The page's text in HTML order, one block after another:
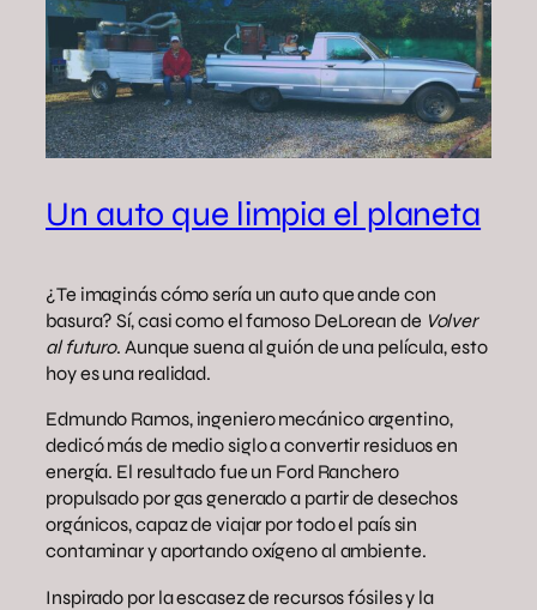
Un auto que limpia el planeta
¿Te imaginás cómo sería un auto que ande con
basura? Sí, casi como el famoso DeLorean de Volver
al futuro. Aunque suena al guión de una película, esto
hoy es una realidad.
Edmundo Ramos, ingeniero mecánico argentino,
dedicó más de medio siglo a convertir residuos en
energía. El resultado fue un Ford Ranchero
propulsado por gas generado a partir de desechos
orgánicos, capaz de viajar por todo el país sin
contaminar y aportando oxígeno al ambiente.
Inspirado por la escasez de recursos fósiles y la